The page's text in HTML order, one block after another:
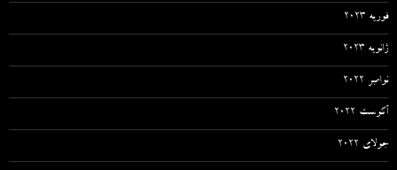
فوریه 2023
ژانویه 2023
نوامبر 2022
آگوست 2022
جولای 2022